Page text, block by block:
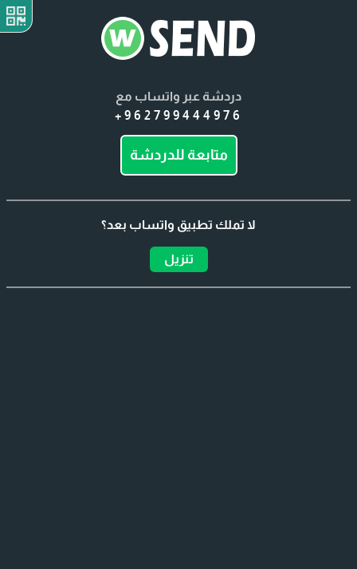
دردشة عبر واتساب مع
+962799444976
متابعة للدردشة
لا تملك تطبيق واتساب بعد؟
تنزيل